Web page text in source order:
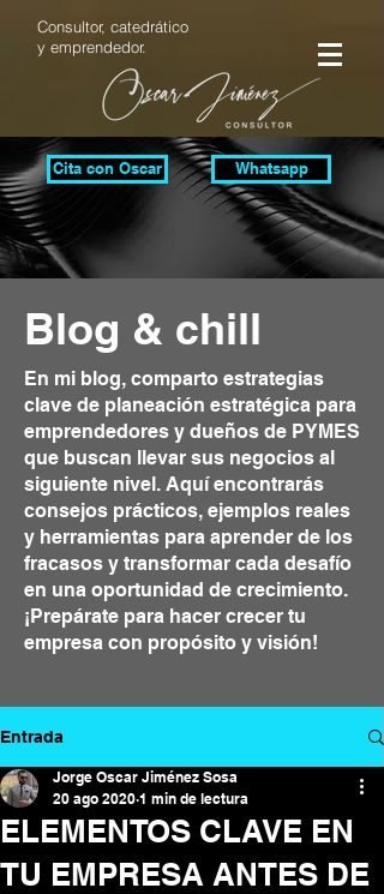
Cita con Oscar Whatsapp
Consultor, catedrático
y emprendedor.
Blog & chill
En mi blog, comparto estrategias
clave de planeación estratégica para
emprendedores y dueños de PYMES
que buscan llevar sus negocios al
siguiente nivel. Aquí encontrarás
consejos prácticos, ejemplos reales
y herramientas para aprender de los
fracasos y transformar cada desafío
en una oportunidad de crecimiento.
¡Prepárate para hacer crecer tu
empresa con propósito y visión!
Entrada
ELEMENTOS CLAVE EN
TU EMPRESA ANTES DE
Jorge Oscar Jiménez Sosa
20 ago 2020 1 min de lectura